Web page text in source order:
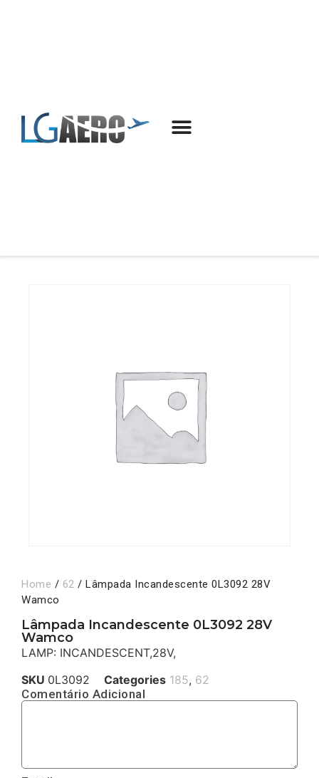
Home / 62 / Lâmpada Incandescente 0L3092 28V
Wamco
Lâmpada Incandescente 0L3092 28V
Wamco
LAMP: INCANDESCENT,28V,
SKU 0L3092 Categories 185, 62
Comentário Adicional